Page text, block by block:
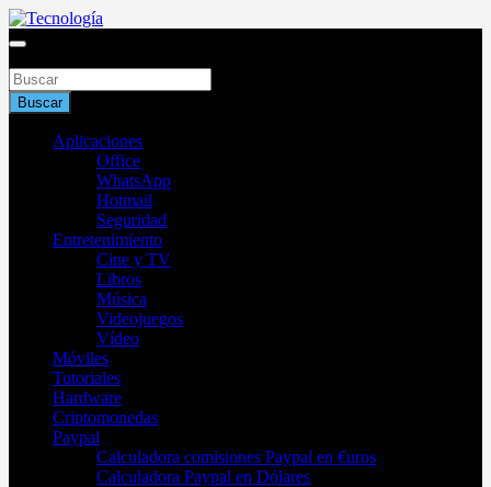
Saltar
al
Tecnología
Buscar
Aplicaciones
Office
WhatsApp
Hotmail
Seguridad
Entretenimiento
Cine y TV
Libros
Música
Videojuegos
Vídeo
Móviles
Tutoriales
Hardware
Criptomonedas
Paypal
Calculadora comisiones Paypal en €uros
Calculadora Paypal en Dólares